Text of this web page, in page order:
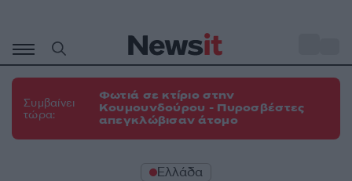
περιεχόμενο
Συμβαίνει
τώρα:
Φωτιά σε κτίριο στην
Κουμουνδούρου - Πυροσβέστες
απεγκλώβισαν άτομο
Ελλάδα